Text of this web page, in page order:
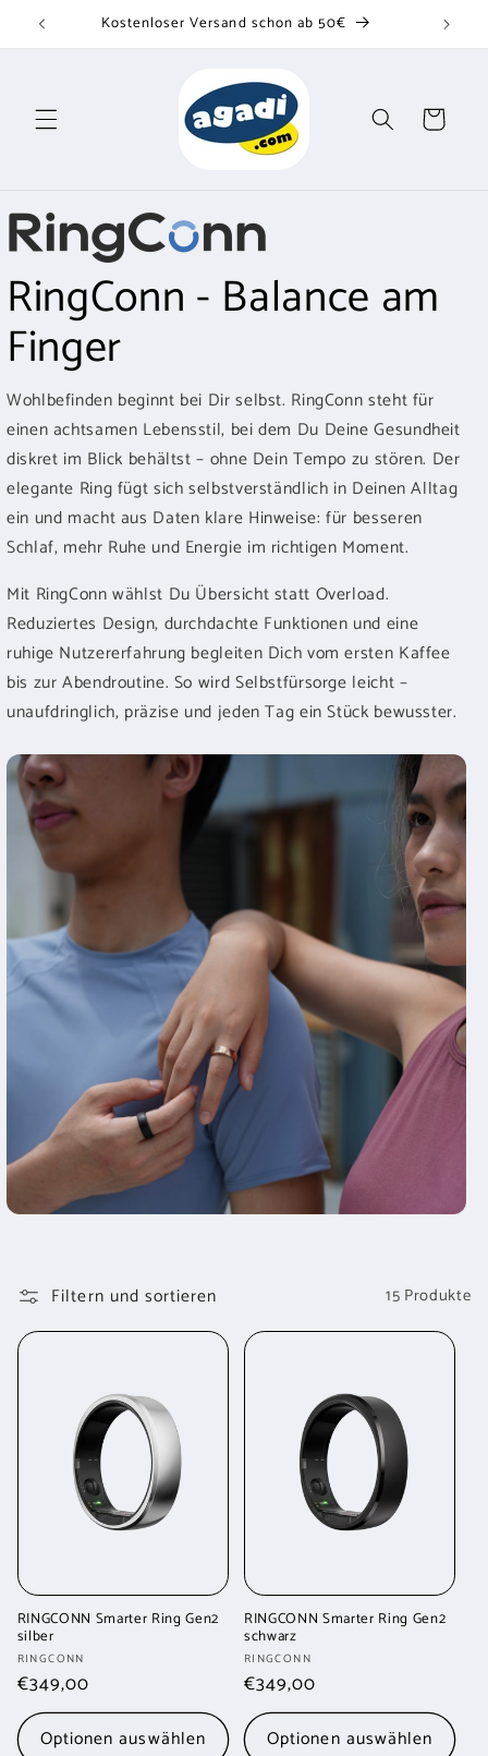
zum Kostenloser Versand schon ab 50€
Warenkorb
RingConn - Balance am
Finger
Wohlbefinden beginnt bei Dir selbst. RingConn steht für
einen achtsamen Lebensstil, bei dem Du Deine Gesundheit
diskret im Blick behältst – ohne Dein Tempo zu stören. Der
elegante Ring fügt sich selbstverständlich in Deinen Alltag
ein und macht aus Daten klare Hinweise: für besseren
Schlaf, mehr Ruhe und Energie im richtigen Moment.
Mit RingConn wählst Du Übersicht statt Overload.
Reduziertes Design, durchdachte Funktionen und eine
ruhige Nutzererfahrung begleiten Dich vom ersten Kaffee
bis zur Abendroutine. So wird Selbstfürsorge leicht –
unaufdringlich, präzise und jeden Tag ein Stück bewusster.
Filtern und sortieren 15 Produkte
RINGCONN Smarter Ring Gen2
silber
Anbieter:
RINGCONN
Normaler
Preis
€349,00
Optionen auswählen
RINGCONN Smarter Ring Gen2
schwarz
Anbieter:
RINGCONN
Normaler
Preis
€349,00
Optionen auswählen